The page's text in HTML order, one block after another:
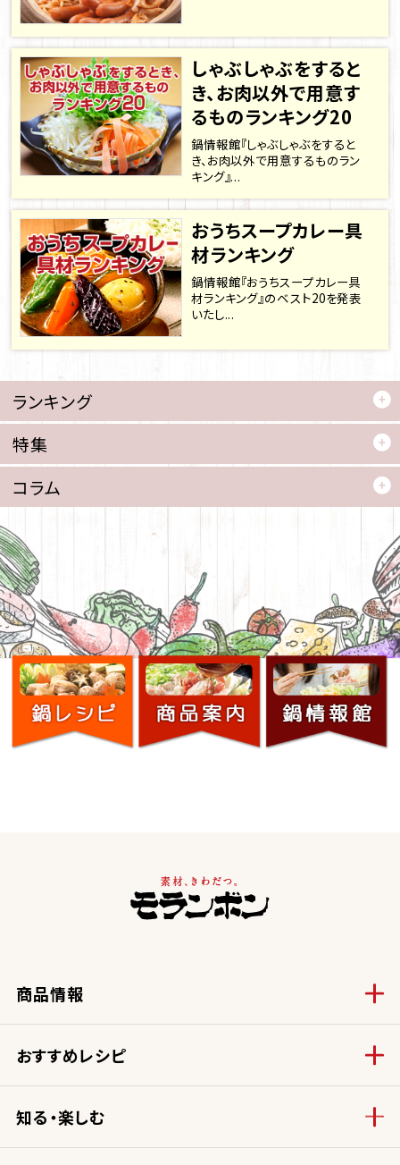
しゃぶしゃぶをすると
き、お肉以外で用意す
るものランキング20
鍋情報館『しゃぶしゃぶをすると
き、お肉以外で用意するものラン
キング』...
おうちスープカレー具
材ランキング
鍋情報館『おうちスープカレー具
材ランキング』のベスト20を発表
いたし...
ランキング
特集
コラム
商品情報
おすすめレシピ
知る・楽しむ